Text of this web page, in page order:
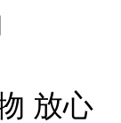
放心